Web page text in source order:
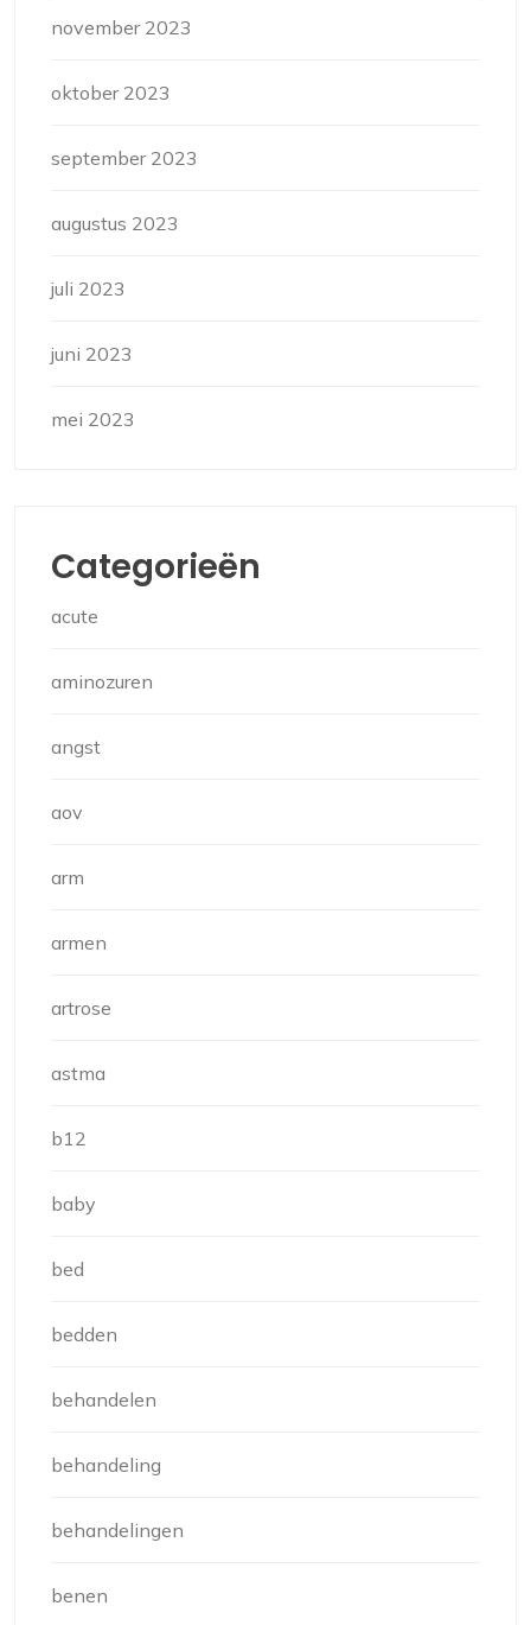
november 2023
oktober 2023
september 2023
augustus 2023
juli 2023
juni 2023
mei 2023
Categorieën
acute
aminozuren
angst
aov
arm
armen
artrose
astma
b12
baby
bed
bedden
behandelen
behandeling
behandelingen
benen